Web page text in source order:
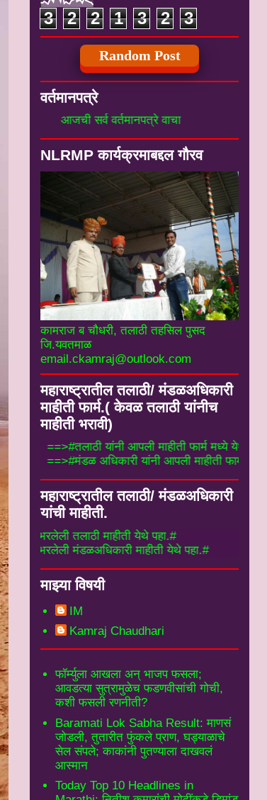
3 2 2 1 3 2 3
Random Post
वर्तमानपत्रे
आजची सर्व वर्तमानपत्रे वाचा
NLRMP कार्यक्रमाबद्दल गौरव
कामराज ब चौधरी, तलाठी तहसिल पुसद
जि.यवतमाळ
email.ckamraj@outlook.com
महाराष्ट्रातील तलाठी/ मंडळअधिकारी
माहीती फार्म.( केवळ तलाठी यांनीच
माहीती भरावी)
==>#तलाठी यांनी आपली माहीती फार्म
==>#मंडळ अधिकारी यांनी आपली
महाराष्ट्रातील तलाठी/ मंडळअधिकारी
यांची माहीती.
तलाठी माहीती येथे पहा.#
मंडळअधिकारी माहीती येथे पहा.#
माझ्या विषयी
IM
Kamraj Chaudhari
फॉर्म्युला आखला अन् भाजप फसला;
आवडत्या सुत्रामुळेच फडणवीसांची गोची,
कशी फसली रणनीती?
Baramati Lok Sabha Result: माणसं
जोडली, तुतारीत फुंकले प्राण, घड्याळाचे
सेल संपले; काकांनी पुतण्याला दाखवलं
आस्मान
Today Top 10 Headlines in